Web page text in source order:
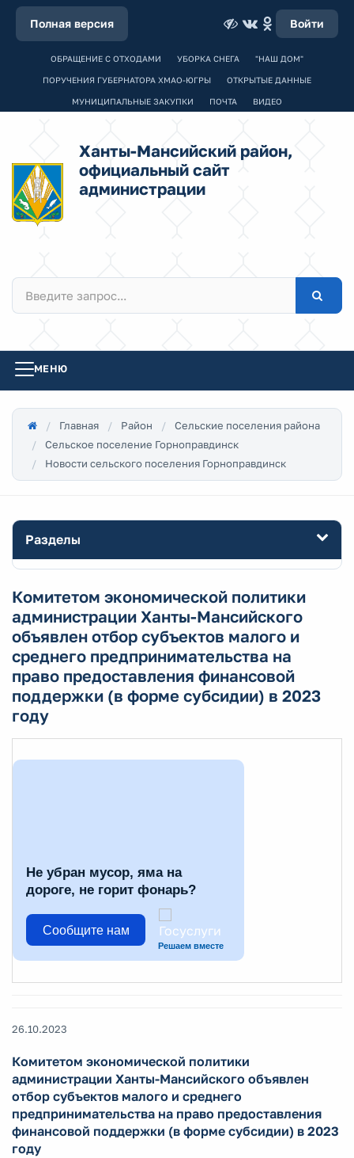
Полная версия Войти
ОБРАЩЕНИЕ С ОТХОДАМИ УБОРКА СНЕГА "НАШ ДОМ"
ПОРУЧЕНИЯ ГУБЕРНАТОРА ХМАО-ЮГРЫ ОТКРЫТЫЕ ДАННЫЕ
МУНИЦИПАЛЬНЫЕ ЗАКУПКИ ПОЧТА ВИДЕО
Ханты-Мансийский район,
официальный сайт
администрации
МЕНЮ
Главная Район
Сельские поселения района
Сельское поселение Горноправдинск
Новости сельского поселения Горноправдинск
Разделы
Комитетом экономической политики
администрации Ханты-Мансийского
объявлен отбор субъектов малого и
среднего предпринимательства на
право предоставления финансовой
поддержки (в форме субсидии) в 2023
году
Не убран мусор, яма на
дороге, не горит фонарь?
Сообщите нам
Решаем вместе
26.10.2023
Комитетом экономической политики
администрации Ханты-Мансийского объявлен
отбор субъектов малого и среднего
предпринимательства на право предоставления
финансовой поддержки (в форме субсидии) в 2023
году